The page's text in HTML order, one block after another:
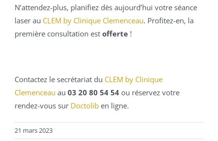
N’attendez-plus, planifiez dès aujourd’hui votre séance
laser au CLEM by Clinique Clemenceau. Profitez-en, la
première consultation est offerte !
Contactez le secrétariat du CLEM by Clinique
Clemenceau au 03 20 80 54 54 ou réservez votre
rendez-vous sur Doctolib en ligne.
21 mars 2023